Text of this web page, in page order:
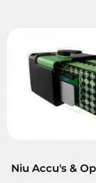
Niu Accu's &